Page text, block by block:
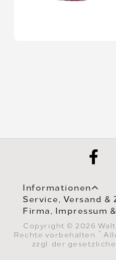
Informationen
Service, Versand &
Firma, Impressum
Copyright © 2026
Rechte vorbehalten.
*
zzgl. der